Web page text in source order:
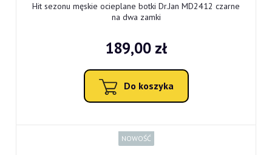
Hit sezonu męskie ocieplane botki Dr.Jan MD2412 czarne
na dwa zamki
189,00 zł
Do koszyka
NOWOŚĆ